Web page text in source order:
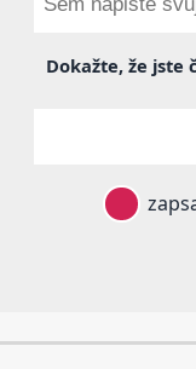
Dokažte, že jste